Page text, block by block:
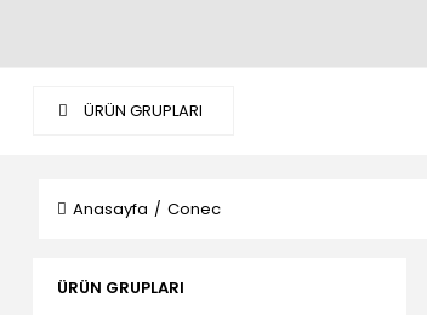
ÜRÜN GRUPLARI
Anasayfa Conec
ÜRÜN GRUPLARI